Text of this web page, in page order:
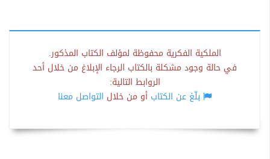
الملكية الفكرية محفوظة لمؤلف الكتاب المذكور.
في حالة وجود مشكلة بالكتاب الرجاء الإبلاغ من خلال أحد
الروابط التالية:
بلّغ عن الكتاب أو من خلال التواصل معنا